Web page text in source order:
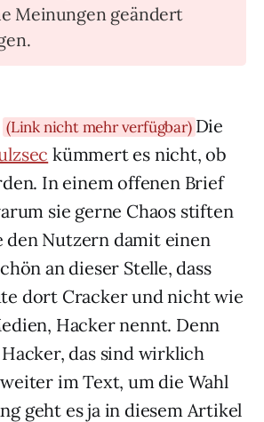
Meinungen geändert
(Link nicht mehr verfügbar)Die
kümmert es nicht, ob
In einem offenen Brief
sie gerne Chaos stiften
den Nutzern damit einen
an dieser Stelle, dass
dort Cracker und nicht wie
Hacker nennt. Denn
das sind wirklich
im Text, um die Wahl
geht es ja in diesem Artikel